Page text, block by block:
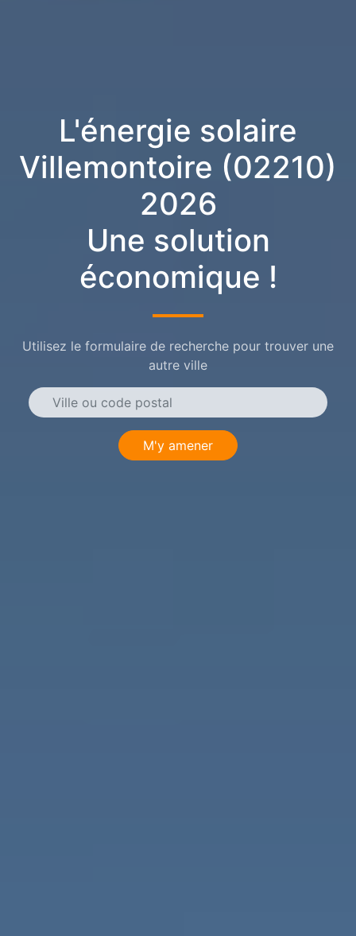
L'énergie solaire
Villemontoire (02210)
2026
Une solution
économique !
Utilisez le formulaire de recherche pour trouver une
autre ville
M'y amener